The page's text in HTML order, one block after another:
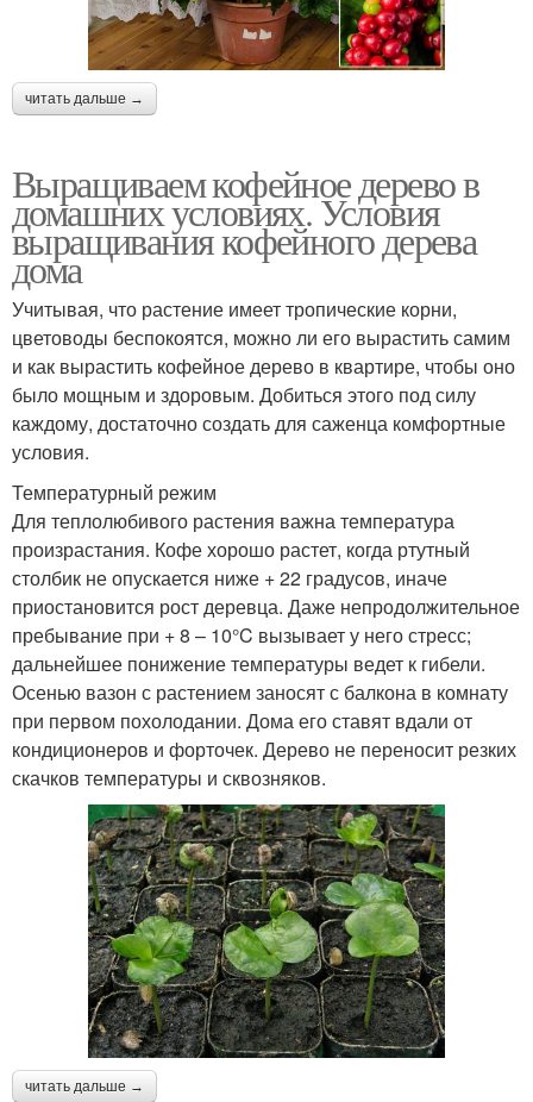
читать дальше →
Выращиваем кофейное дерево в
домашних условиях. Условия
выращивания кофейного дерева
дома
Учитывая, что растение имеет тропические корни,
цветоводы беспокоятся, можно ли его вырастить самим
и как вырастить кофейное дерево в квартире, чтобы оно
было мощным и здоровым. Добиться этого под силу
каждому, достаточно создать для саженца комфортные
условия.
Температурный режим
Для теплолюбивого растения важна температура
произрастания. Кофе хорошо растет, когда ртутный
столбик не опускается ниже + 22 градусов, иначе
приостановится рост деревца. Даже непродолжительное
пребывание при + 8 – 10°C вызывает у него стресс;
дальнейшее понижение температуры ведет к гибели.
Осенью вазон с растением заносят с балкона в комнату
при первом похолодании. Дома его ставят вдали от
кондиционеров и форточек. Дерево не переносит резких
скачков температуры и сквозняков.
читать дальше →